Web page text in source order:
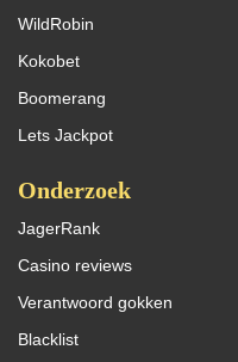
WildRobin
Kokobet
Boomerang
Lets Jackpot
Onderzoek
JagerRank
Casino reviews
Verantwoord gokken
Blacklist